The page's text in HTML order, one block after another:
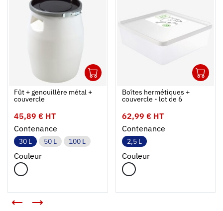
Ouvrir
Ajouter au panier
Fermer
Fût + genouillère métal +
couvercle
45,89 € HT
Contenance
30 L 50 L 100 L
Couleur
Boîtes hermétiques +
couvercle - lot de 6
62,99 € HT
Contenance
2,5 L
Couleur